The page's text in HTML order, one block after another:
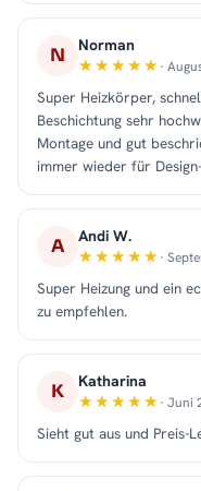
N Norman
·
Super Heizkörper,
Beschichtung sehr
Montage und gut
immer wieder für
A Andi W.
·
Super Heizung und ein
zu empfehlen.
K Katharina
· Juni
Sieht gut aus und Preis-